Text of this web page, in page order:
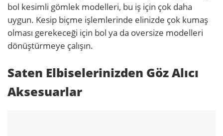
bol kesimli gömlek modelleri, bu iş için çok daha
uygun. Kesip biçme işlemlerinde elinizde çok kumaş
olması gerekeceği için bol ya da oversize modelleri
dönüştürmeye çalışın.
Saten Elbiselerinizden Göz Alıcı
Aksesuarlar